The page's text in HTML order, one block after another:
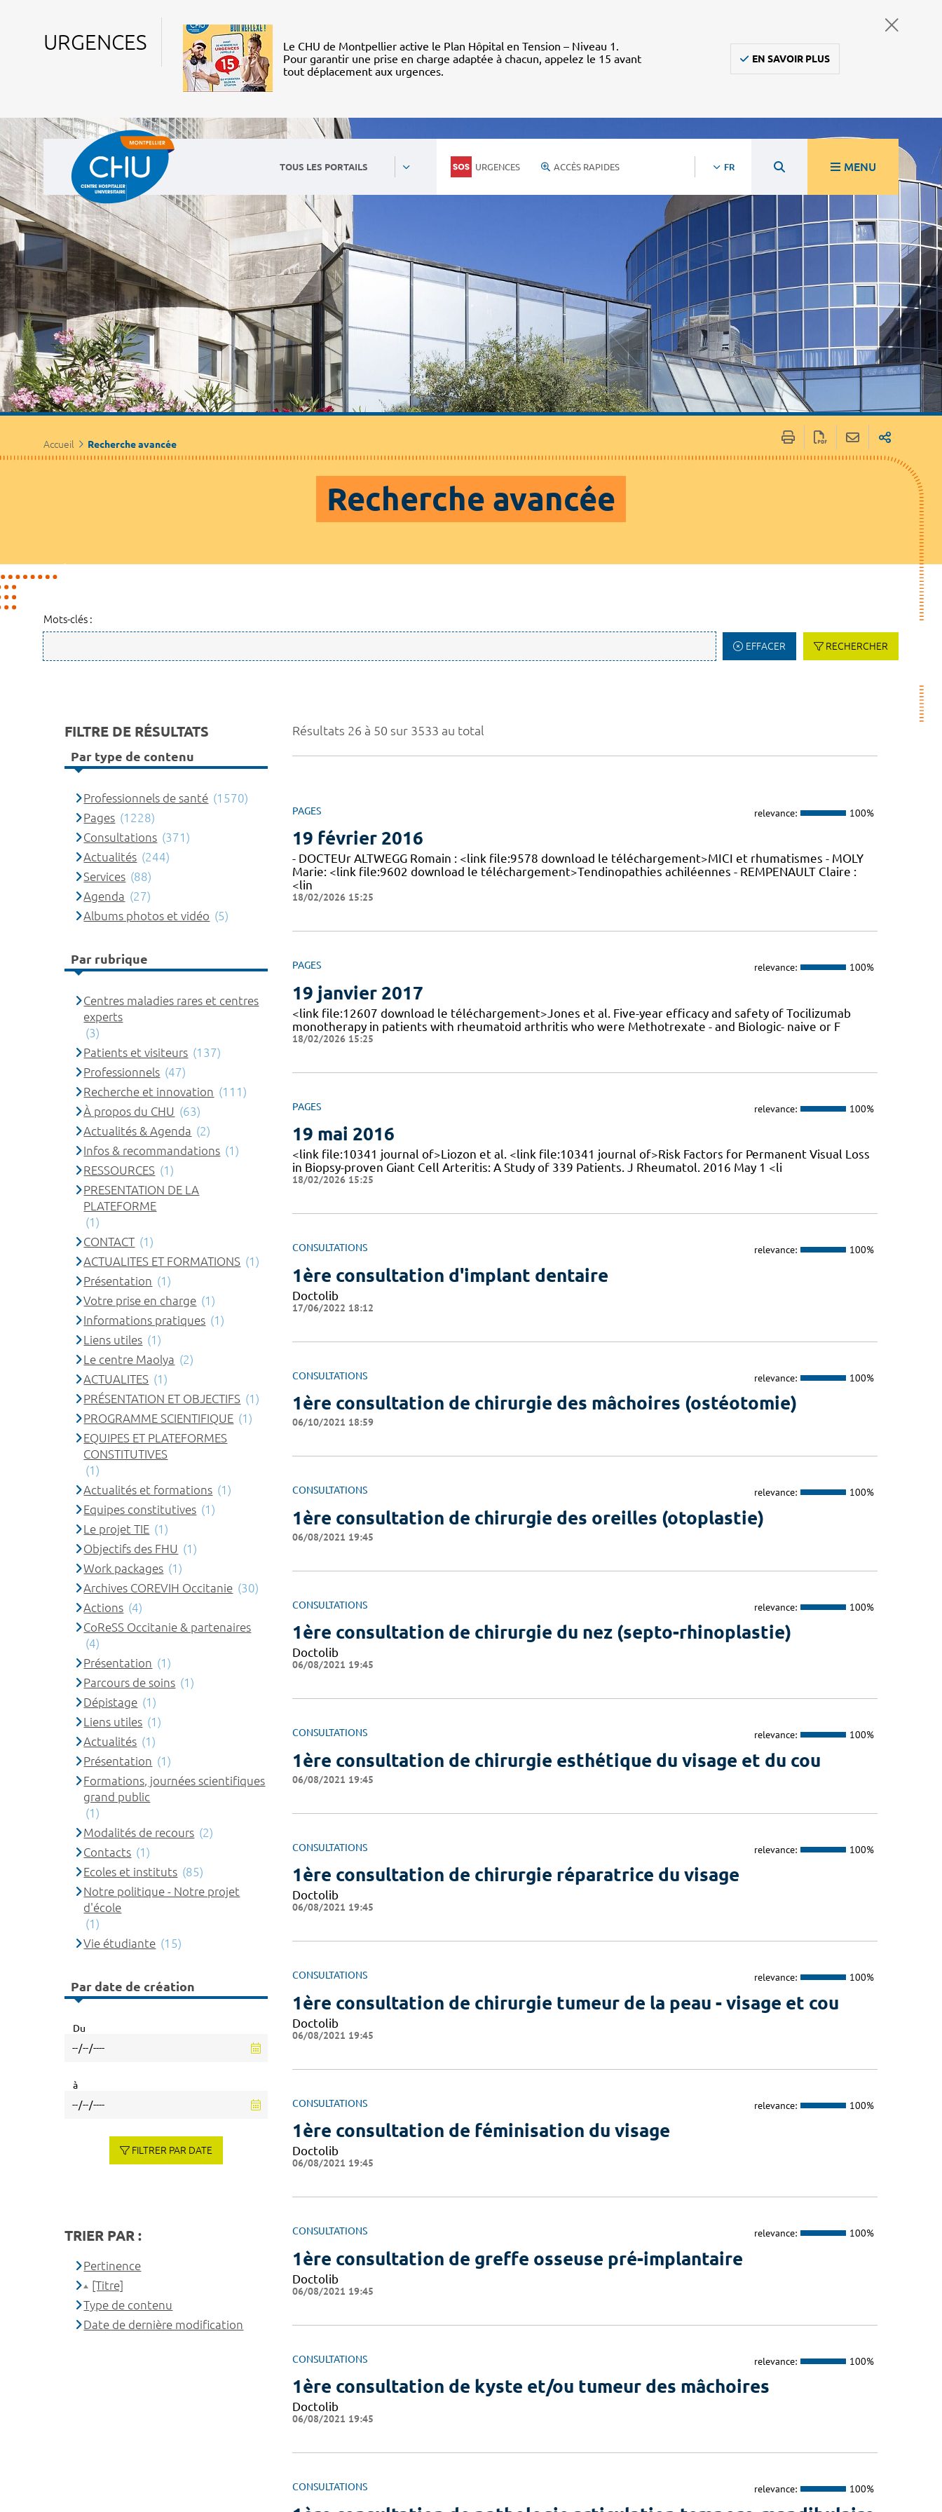
URGENCES
Le CHU de Montpellier active le Plan Hôpital en Tension – Niveau 1.
Pour garantir une prise en charge adaptée à chacun, appelez le 15 avant
tout déplacement aux urgences.
EN SAVOIR PLUS
TOUS LES PORTAILS URGENCES ACCÈS RAPIDES FR MENU
Accueil Recherche avancée
Recherche avancée
Mots-clés :
EFFACER RECHERCHER
Résultats 26 à 50 sur 3533 au total
PAGES relevance: 100%
19 février 2016
- DOCTEUr ALTWEGG Romain : <link file:9578 download le téléchargement>MICI et rhumatismes - MOLY
Marie: <link file:9602 download le téléchargement>Tendinopathies achiléennes - REMPENAULT Claire :
<lin
18/02/2026 15:25
PAGES relevance: 100%
19 janvier 2017
<link file:12607 download le téléchargement>Jones et al. Five-year efficacy and safety of Tocilizumab
monotherapy in patients with rheumatoid arthritis who were Methotrexate - and Biologic- naive or F
18/02/2026 15:25
PAGES relevance: 100%
19 mai 2016
<link file:10341 journal of>Liozon et al. <link file:10341 journal of>Risk Factors for Permanent Visual Loss
in Biopsy-proven Giant Cell Arteritis: A Study of 339 Patients. J Rheumatol. 2016 May 1 <li
18/02/2026 15:25
CONSULTATIONS relevance: 100%
1ère consultation d'implant dentaire
Doctolib
17/06/2022 18:12
CONSULTATIONS relevance: 100%
1ère consultation de chirurgie des mâchoires (ostéotomie)
06/10/2021 18:59
CONSULTATIONS relevance: 100%
1ère consultation de chirurgie des oreilles (otoplastie)
06/08/2021 19:45
CONSULTATIONS relevance: 100%
1ère consultation de chirurgie du nez (septo-rhinoplastie)
Doctolib
06/08/2021 19:45
CONSULTATIONS relevance: 100%
1ère consultation de chirurgie esthétique du visage et du cou
06/08/2021 19:45
CONSULTATIONS relevance: 100%
1ère consultation de chirurgie réparatrice du visage
Doctolib
06/08/2021 19:45
CONSULTATIONS relevance: 100%
1ère consultation de chirurgie tumeur de la peau - visage et cou
Doctolib
06/08/2021 19:45
CONSULTATIONS relevance: 100%
1ère consultation de féminisation du visage
Doctolib
06/08/2021 19:45
CONSULTATIONS relevance: 100%
1ère consultation de greffe osseuse pré-implantaire
Doctolib
06/08/2021 19:45
CONSULTATIONS relevance: 100%
1ère consultation de kyste et/ou tumeur des mâchoires
Doctolib
06/08/2021 19:45
CONSULTATIONS relevance: 100%
FILTRE DE RÉSULTATS
Par type de contenu
Professionnels de santé (1570)
Pages (1228)
Consultations (371)
Actualités (244)
Services (88)
Agenda (27)
Albums photos et vidéo (5)
Par rubrique
Centres maladies rares et centres
experts
(3)
Patients et visiteurs (137)
Professionnels (47)
Recherche et innovation (111)
À propos du CHU (63)
Actualités & Agenda (2)
Infos & recommandations (1)
RESSOURCES (1)
PRESENTATION DE LA
PLATEFORME
(1)
CONTACT (1)
ACTUALITES ET FORMATIONS (1)
Présentation (1)
Votre prise en charge (1)
Informations pratiques (1)
Liens utiles (1)
Le centre Maolya (2)
ACTUALITES (1)
PRÉSENTATION ET OBJECTIFS (1)
PROGRAMME SCIENTIFIQUE (1)
EQUIPES ET PLATEFORMES
CONSTITUTIVES
(1)
Actualités et formations (1)
Equipes constitutives (1)
Le projet TIE (1)
Objectifs des FHU (1)
Work packages (1)
Archives COREVIH Occitanie (30)
Actions (4)
CoReSS Occitanie & partenaires
(4)
Présentation (1)
Parcours de soins (1)
Dépistage (1)
Liens utiles (1)
Actualités (1)
Présentation (1)
Formations, journées scientifiques
grand public
(1)
Modalités de recours (2)
Contacts (1)
Ecoles et instituts (85)
Notre politique - Notre projet
d'école
(1)
Vie étudiante (15)
Par date de création
Du
à
FILTRER PAR DATE
TRIER PAR :
Pertinence
[Titre]
Type de contenu
Date de dernière modification